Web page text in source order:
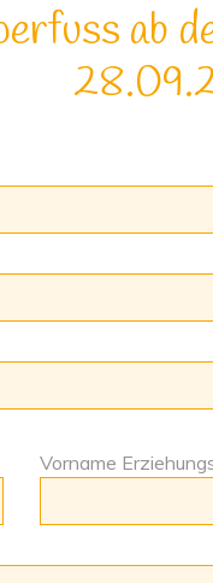
ab
Vorname